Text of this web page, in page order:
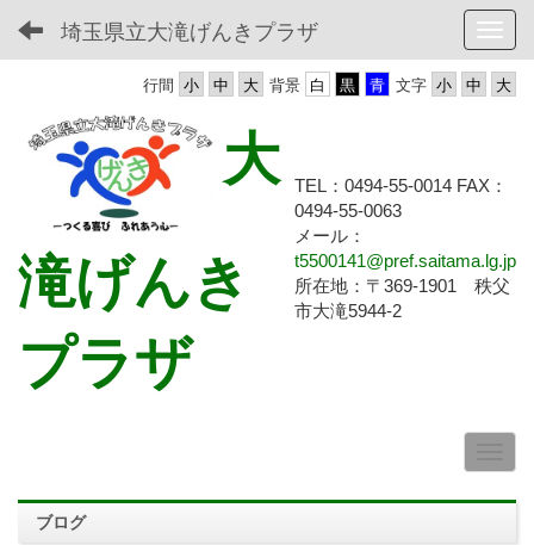
埼玉県立大滝げんきプラザ
文字
背景
行間
大
滝げんき
プラザ
TEL：0494-55-0014 FAX：
0494-55-0063
メール：
t5500141@pref.saitama.lg.jp
所在地：〒369-1901 秩父
市大滝5944-2
ブログ